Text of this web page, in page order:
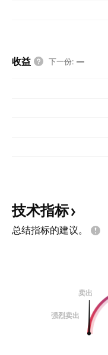
收益 下一份: —
技术指标
总结指标的建议。
卖出
强烈卖出